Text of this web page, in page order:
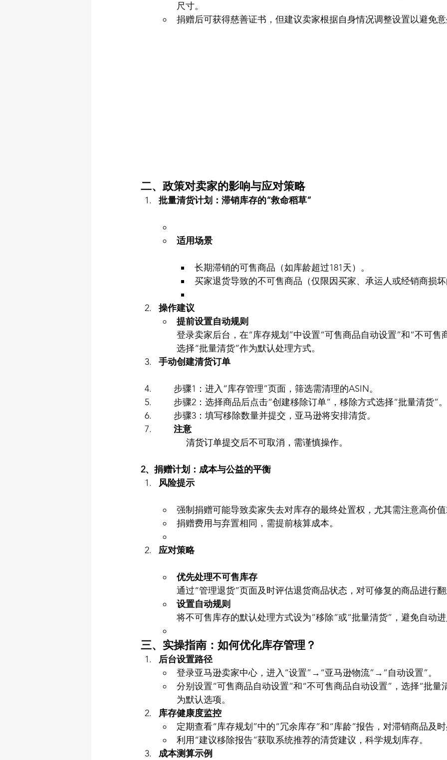
尺寸。
捐赠后可获得慈善证书，但建议卖家根据自身情况调整设置以避免
二、政策对卖家的影响与应对策略
批量清货计划：滞销库存的“救命稻草”
适用场景
长期滞销的可售商品（如库龄超过181天）。
买家退货导致的不可售商品（仅限因买家、承运人或经销商损
操作建议
提前设置自动规则
登录卖家后台，在“库存规划”中设置“可售商品自动设置”和“不可售
选择“批量清货”作为默认处理方式。
手动创建清货订单
步骤1：进入“库存管理”页面，筛选需清理的ASIN。
步骤2：选择商品后点击“创建移除订单”，移除方式选择“批量清货”。
步骤3：填写移除数量并提交，亚马逊将安排清货。
注意
清货订单提交后不可取消，需谨慎操作。
2、捐赠计划：成本与公益的平衡
风险提示
强制捐赠可能导致卖家失去对库存的最终处置权，尤其需注意高价
捐赠费用与弃置相同，需提前核算成本。
应对策略
优先处理不可售库存
通过“管理退货”页面及时评估退货商品状态，对可修复的商品进行
设置自动规则
将不可售库存的默认处理方式设为“移除”或“批量清货”，避免自动
三、实操指南：如何优化库存管理？
后台设置路径
登录亚马逊卖家中心，进入“设置”→“亚马逊物流”→“自动设置”。
分别设置“可售商品自动设置”和“不可售商品自动设置”，选择“批量
为默认选项。
库存健康度监控
定期查看“库存规划”中的“冗余库存”和“库龄”报告，对滞销商品及
利用“建议移除报告”获取系统推荐的清货建议，科学规划库存。
成本测算示例